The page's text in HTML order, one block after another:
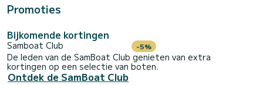
Promoties
Bijkomende kortingen
Samboat Club -5%
De leden van de SamBoat Club genieten van extra
kortingen op een selectie van boten.
Ontdek de SamBoat Club